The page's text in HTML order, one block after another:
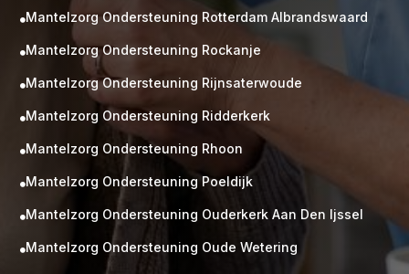
Mantelzorg Ondersteuning Rotterdam Albrandswaard
Mantelzorg Ondersteuning Rockanje
Mantelzorg Ondersteuning Rijnsaterwoude
Mantelzorg Ondersteuning Ridderkerk
Mantelzorg Ondersteuning Rhoon
Mantelzorg Ondersteuning Poeldijk
Mantelzorg Ondersteuning Ouderkerk Aan Den Ijssel
Mantelzorg Ondersteuning Oude Wetering